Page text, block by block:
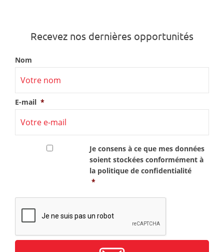
Recevez nos dernières opportunités
Nom
E-mail *
Je consens à ce que mes données
soient stockées conformément à
la politique de confidentialité
*